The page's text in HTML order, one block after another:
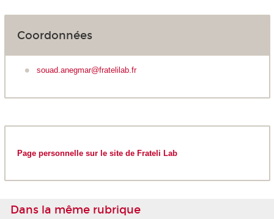
Coordonnées
souad.anegmar@fratelilab.fr
Page personnelle sur le site de Frateli Lab
Dans la même rubrique